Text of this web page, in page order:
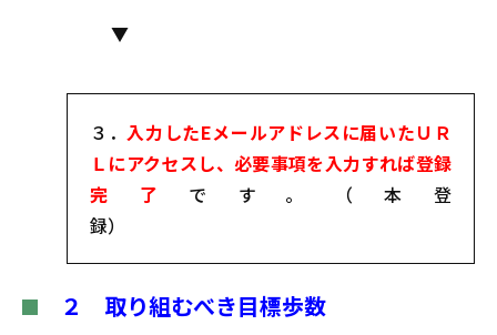
▼
３．入力したEメールアドレスに届いたＵＲ
Ｌにアクセスし、必要事項を入力すれば登録
完了 です。（本登
録）
２ 取り組むべき目標歩数